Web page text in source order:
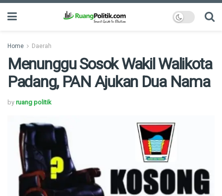
Home Daerah
Menunggu Sosok Wakil Walikota
Padang, PAN Ajukan Dua Nama
by ruang politik